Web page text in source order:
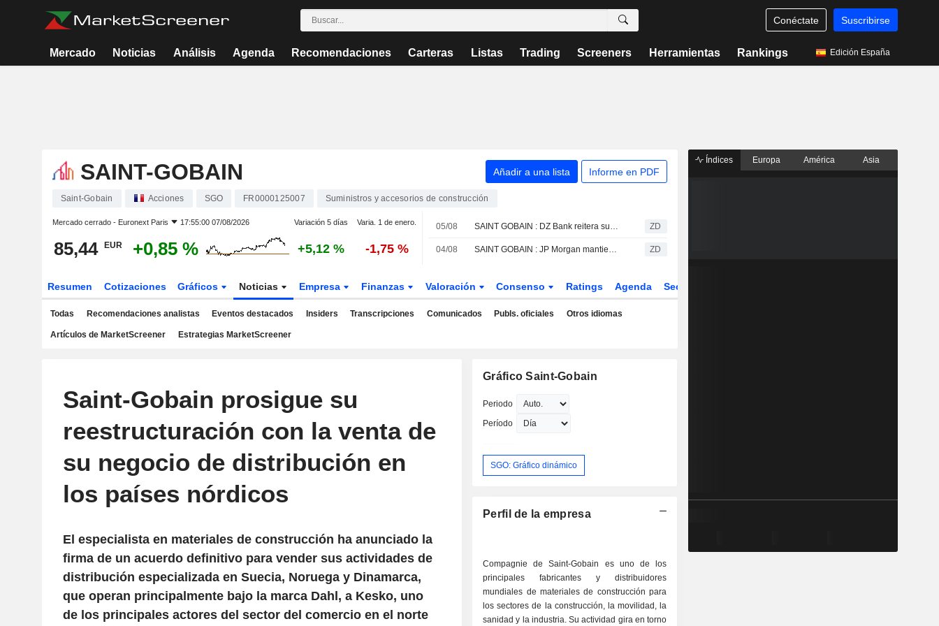
Conéctate Suscribirse
Mercado Noticias Análisis Agenda Recomendaciones Carteras Listas Trading Screeners Herramientas Rankings Edición España
SAINT-GOBAIN Añadir a una lista Informe en PDF
Saint-Gobain Acciones SGO FR0000125007 Suministros y accesorios de construcción
Mercado cerrado - Euronext Paris 17:55:00 07/08/2026 Variación 5 días Varia. 1 de enero.
85,44 EUR +0,85 % +5,12 % -1,75 %
05/08 SAINT GOBAIN : DZ Bank reitera su recomendación de compra ZD
04/08 SAINT GOBAIN : JP Morgan mantiene su recomendación de compra ZD
Resumen Cotizaciones Gráficos Noticias Empresa Finanzas Valoración Consenso Ratings Agenda Sector
Todas Recomendaciones analistas Eventos destacados Insiders Transcripciones Comunicados Publs. oficiales Otros idiomas
Artículos de MarketScreener Estrategias MarketScreener
Saint-Gobain prosigue su
reestructuración con la venta de
su negocio de distribución en
los países nórdicos
El especialista en materiales de construcción ha anunciado la
firma de un acuerdo definitivo para vender sus actividades de
distribución especializada en Suecia, Noruega y Dinamarca,
que operan principalmente bajo la marca Dahl, a Kesko, uno
de los principales actores del sector del comercio en el norte
Gráfico Saint-Gobain
Periodo
Período
SGO: Gráfico dinámico
Perfil de la empresa
Compagnie de Saint-Gobain es uno de los
principales fabricantes y distribuidores
mundiales de materiales de construcción para
los sectores de la construcción, la movilidad, la
sanidad y la industria. Su actividad gira en torno
Índices Europa América Asia